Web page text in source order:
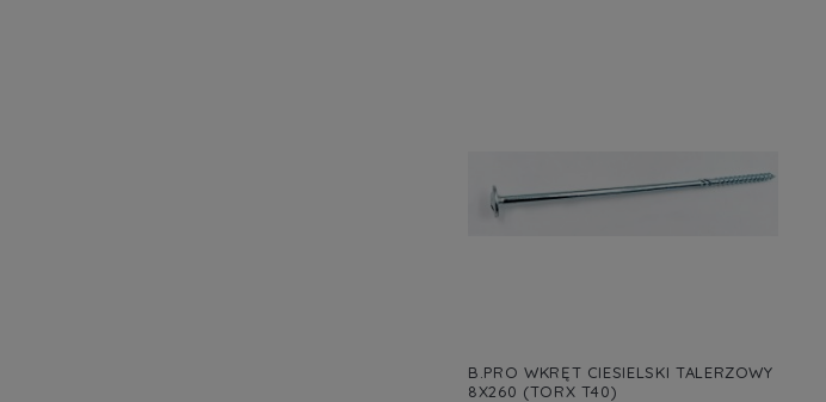
B.PRO WKRĘT CIESIELSKI TALERZOWY
8X260 (TORX T40)